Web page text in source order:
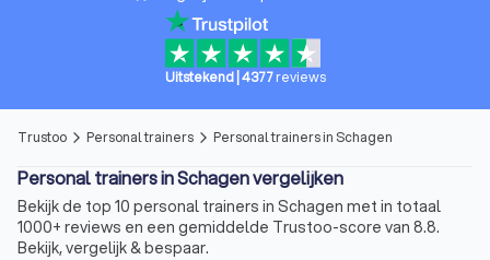
Uitstekend| 4377 reviews
Trustoo arrow_forward_ios Personal trainers arrow_forward_ios Personal trainers in Schagen
Personal trainers in Schagen vergelijken
Bekijk de top 10 personal trainers in Schagen met in totaal
1000+ reviews en een gemiddelde Trustoo-score van 8.8.
Bekijk, vergelijk & bespaar.